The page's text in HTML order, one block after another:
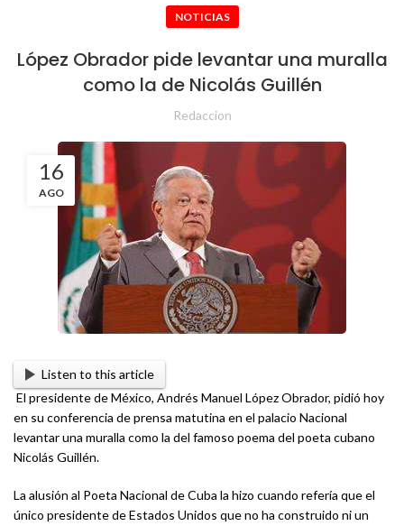
NOTICIAS
López Obrador pide levantar una muralla
como la de Nicolás Guillén
Redaccion
16
AGO
Listen to this article
El presidente de México, Andrés Manuel López Obrador, pidió hoy
en su conferencia de prensa matutina en el palacio Nacional
levantar una muralla como la del famoso poema del poeta cubano
Nicolás Guillén.
La alusión al Poeta Nacional de Cuba la hizo cuando refería que el
único presidente de Estados Unidos que no ha construido ni un